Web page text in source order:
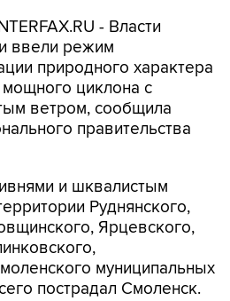
- Власти
ввели режим
природного характера
циклона с
ветром, сообщила
правительства
и шквалистым
Руднянского,
Ярцевского,
муниципальных
пострадал Смоленск.